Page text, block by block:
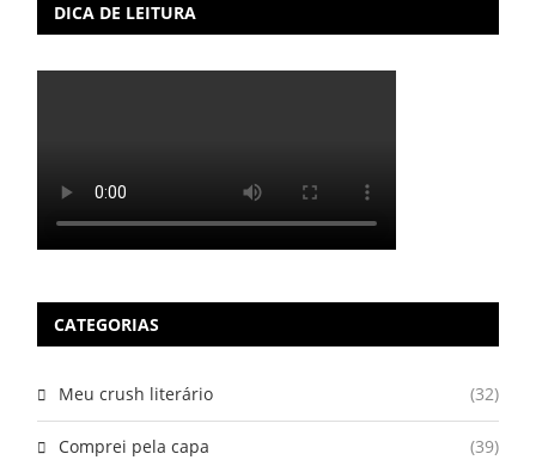
DICA DE LEITURA
CATEGORIAS
Meu crush literário (32)
Comprei pela capa (39)